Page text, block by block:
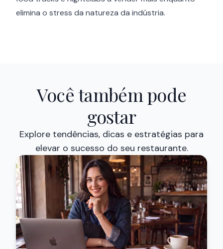
elimina o stress da natureza da indústria.
Você também pode
gostar
Explore tendências, dicas e estratégias para
elevar o sucesso do seu restaurante.